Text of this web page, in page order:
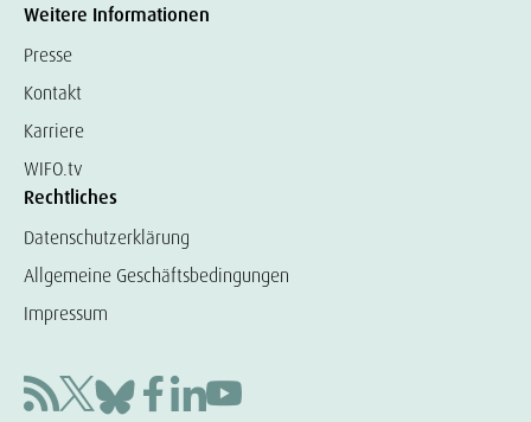
Weitere Informationen
Presse
Kontakt
Karriere
WIFO.tv
Rechtliches
Datenschutzerklärung
Allgemeine Geschäftsbedingungen
Impressum